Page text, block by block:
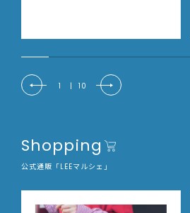
1 | 10
Shopping
公式通販「LEEマルシェ」